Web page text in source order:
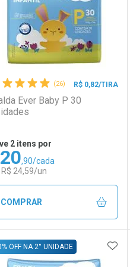
Ativar Desconto
Comprar sem Desconto
Comprar sem Desconto
(26) R$ 0,82/TIRA
Ever Baby P 30
2 itens por
20,90/cada
R$ 24,59/un
COMPRAR
OFF NA 2° UNIDADE